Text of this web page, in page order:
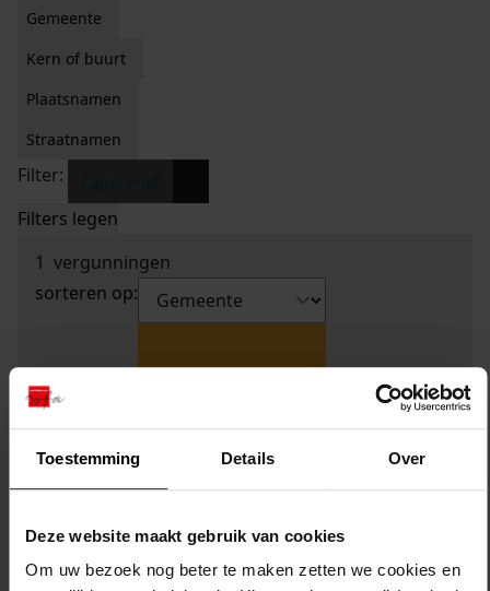
Toestemming Details Over
Deze website maakt gebruik van cookies
Om uw bezoek nog beter te maken zetten we cookies en
Gemeente
Kern of buurt
Plaatsnamen
Straatnamen
Filter:
Filters legen
1 vergunningen
sorteren op: